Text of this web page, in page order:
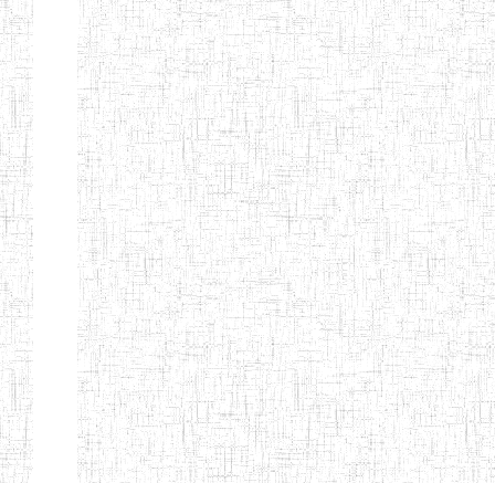
MODEL
INCLUSIVE
BILINGUAL
TEACHER
TRAINING
INSTITUTE
08/09/2015 ENIEG
CEFED/SPED/TTI
SANTA
17/11/2008 ENIEG
PTTC MBENGWI 06/08/1990 ENIEG
FULL GOSPEL
BTTC MBENGWI
02/10/1998 ENIEG